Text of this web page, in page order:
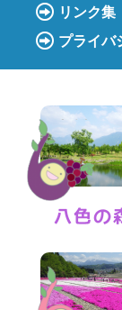
リンク集
プライバ